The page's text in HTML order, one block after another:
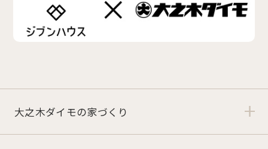
大之木ダイモの家づくり